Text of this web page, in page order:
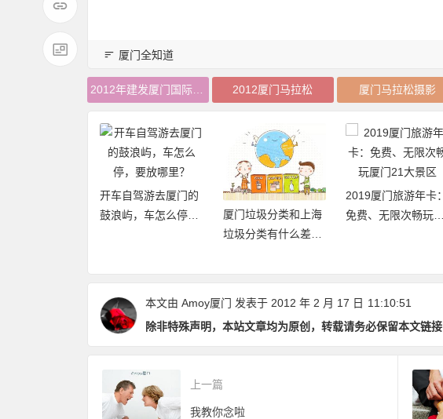
厦门全知道
2012厦门马拉松 厦门马拉松摄影
开车自驾游去厦门的
鼓浪屿，车怎么停，
厦门垃圾分类和上海
垃圾分类有什么差异
2019厦门旅游年卡：
免费、无限次畅玩厦
本文由 Amoy厦门 发表于 2012 年 2 月 17 日 11:10:51
除非特殊声明，本站文章均为原创，转载请务必保留本文链接
上一篇
我教你念啦